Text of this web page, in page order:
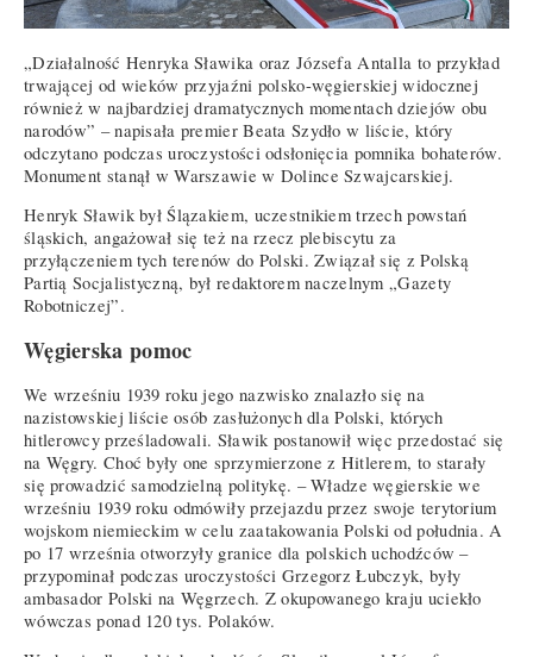
„Działalność Henryka Sławika oraz Józsefa Antalla to przykład
trwającej od wieków przyjaźni polsko-węgierskiej widocznej
również w najbardziej dramatycznych momentach dziejów obu
narodów” – napisała premier Beata Szydło w liście, który
odczytano podczas uroczystości odsłonięcia pomnika bohaterów.
Monument stanął w Warszawie w Dolince Szwajcarskiej.
Henryk Sławik był Ślązakiem, uczestnikiem trzech powstań
śląskich, angażował się też na rzecz plebiscytu za
przyłączeniem tych terenów do Polski. Związał się z Polską
Partią Socjalistyczną, był redaktorem naczelnym „Gazety
Robotniczej”.
Węgierska pomoc
We wrześniu 1939 roku jego nazwisko znalazło się na
nazistowskiej liście osób zasłużonych dla Polski, których
hitlerowcy prześladowali. Sławik postanowił więc przedostać się
na Węgry. Choć były one sprzymierzone z Hitlerem, to starały
się prowadzić samodzielną politykę. – Władze węgierskie we
wrześniu 1939 roku odmówiły przejazdu przez swoje terytorium
wojskom niemieckim w celu zaatakowania Polski od południa. A
po 17 września otworzyły granice dla polskich uchodźców –
przypominał podczas uroczystości Grzegorz Łubczyk, były
ambasador Polski na Węgrzech. Z okupowanego kraju uciekło
wówczas ponad 120 tys. Polaków.